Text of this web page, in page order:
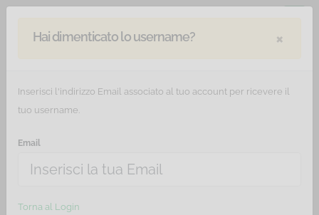
Hai dimenticato lo username? ×
Inserisci l'indirizzo Email associato al tuo account per ricevere il
tuo username.
Email
Torna al Login